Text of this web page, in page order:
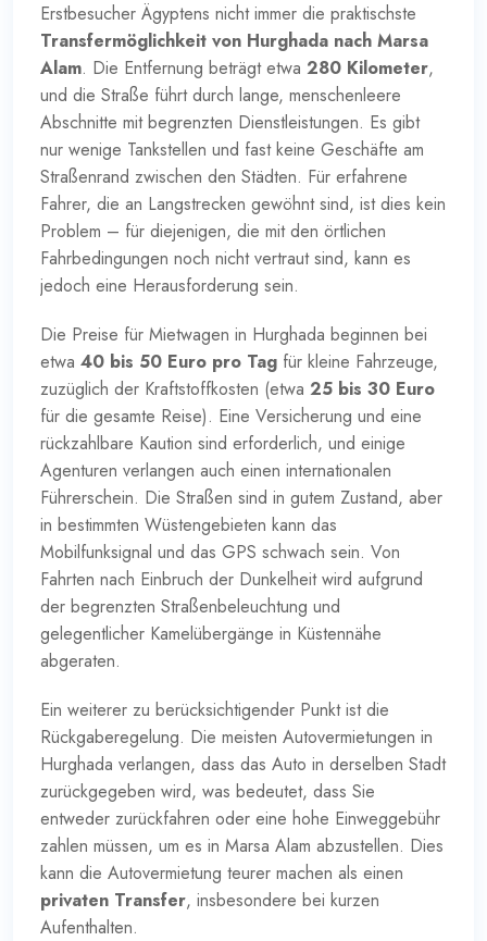
Erstbesucher Ägyptens nicht immer die praktischste
Transfermöglichkeit von Hurghada nach Marsa
Alam. Die Entfernung beträgt etwa 280 Kilometer,
und die Straße führt durch lange, menschenleere
Abschnitte mit begrenzten Dienstleistungen. Es gibt
nur wenige Tankstellen und fast keine Geschäfte am
Straßenrand zwischen den Städten. Für erfahrene
Fahrer, die an Langstrecken gewöhnt sind, ist dies kein
Problem – für diejenigen, die mit den örtlichen
Fahrbedingungen noch nicht vertraut sind, kann es
jedoch eine Herausforderung sein.
Die Preise für Mietwagen in Hurghada beginnen bei
etwa 40 bis 50 Euro pro Tag für kleine Fahrzeuge,
zuzüglich der Kraftstoffkosten (etwa 25 bis 30 Euro
für die gesamte Reise). Eine Versicherung und eine
rückzahlbare Kaution sind erforderlich, und einige
Agenturen verlangen auch einen internationalen
Führerschein. Die Straßen sind in gutem Zustand, aber
in bestimmten Wüstengebieten kann das
Mobilfunksignal und das GPS schwach sein. Von
Fahrten nach Einbruch der Dunkelheit wird aufgrund
der begrenzten Straßenbeleuchtung und
gelegentlicher Kamelübergänge in Küstennähe
abgeraten.
Ein weiterer zu berücksichtigender Punkt ist die
Rückgaberegelung. Die meisten Autovermietungen in
Hurghada verlangen, dass das Auto in derselben Stadt
zurückgegeben wird, was bedeutet, dass Sie
entweder zurückfahren oder eine hohe Einweggebühr
zahlen müssen, um es in Marsa Alam abzustellen. Dies
kann die Autovermietung teurer machen als einen
privaten Transfer, insbesondere bei kurzen
Aufenthalten.